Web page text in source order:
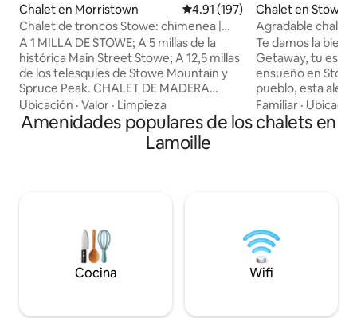
Chalet en Morristown Calificación promedio: 4.91 de
4.91 (197)
Chalet de troncos Stowe: chimenea |
jacuzzi | vistas + wifi
A 1 MILLA DE STOWE; A 5 millas de la
histórica Main Street Stowe; A 12,5 millas
de los telesquíes de Stowe Mountain y
Spruce Peak. CHALET DE MADERA
STOWE con wifi rápido y confiable,
chimenea de madera real (no de gas);
chimenea al aire libre, jacuzzi; vistas a la
montaña en una carretera tranquila,
responsables de la eliminación de la
basura. CALEFACCIÓN CENTRAL Y AIRE
ACONDICIONADO; MÁX. 12. Consulta
Ubicación · Valor · Limpieza
Chalet en Stowe
Agradable chalet
chimenea
Te damos la
Getaway, tu
ensueño en
pueblo, esta
convierte en el
la bola de nieve.
fresco de la
acurrucarte bajo
chocolate
quietud de la
Familiar ·
Amenidades populares de los chalets en
Lamoille
Cocina Wifi